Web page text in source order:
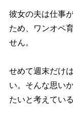
彼女の夫は仕事
ため、ワンオペ
せん。
せめて週末だけ
い。そんな思い
たいと考えてい